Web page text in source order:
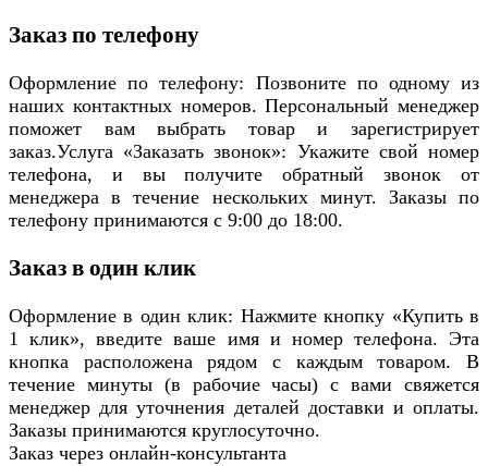
Заказ по телефону
Оформление по телефону: Позвоните по одному из
наших контактных номеров. Персональный менеджер
поможет вам выбрать товар и зарегистрирует
заказ.Услуга «Заказать звонок»: Укажите свой номер
телефона, и вы получите обратный звонок от
менеджера в течение нескольких минут. Заказы по
телефону принимаются с 9:00 до 18:00.
Заказ в один клик
Оформление в один клик: Нажмите кнопку «Купить в
1 клик», введите ваше имя и номер телефона. Эта
кнопка расположена рядом с каждым товаром. В
течение минуты (в рабочие часы) с вами свяжется
менеджер для уточнения деталей доставки и оплаты.
Заказы принимаются круглосуточно.
Заказ через онлайн-консультанта